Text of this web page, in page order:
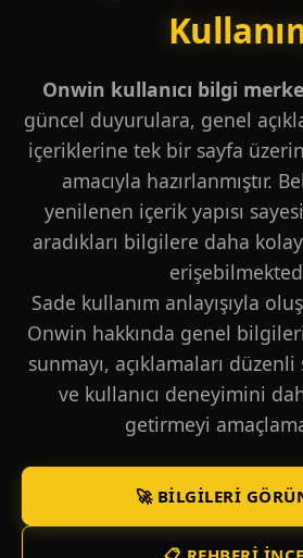
Onwin kullanıcı bilgi
güncel duyurulara, genel
içeriklerine tek bir sayfa
amacıyla hazırlanmıştır.
yenilenen içerik yapısı
aradıkları bilgilere daha
Sade kullanım anlayışıyla
Onwin hakkında genel
sunmayı, açıklamaları
ve kullanıcı deneyimini
getirmeyi
🚀 BILGILERI